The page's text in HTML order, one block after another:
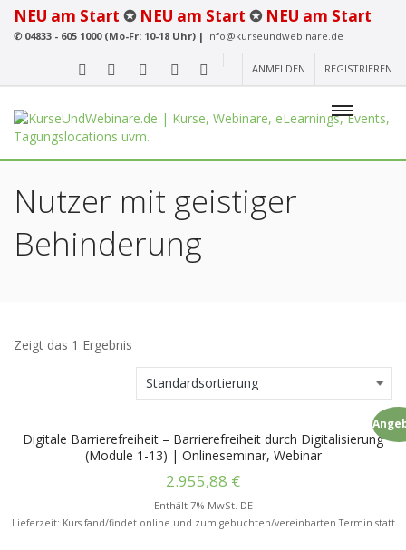
NEU am Start ✪ NEU am Start ✪ NEU am Start
✆04833 - 605 1000 (Mo-Fr: 10-18 Uhr) | info@kurseundwebinare.de
ANMELDEN REGISTRIEREN
Nutzer mit geistiger
Behinderung
Zeigt das 1 Ergebnis
Digitale Barrierefreiheit – Barrierefreiheit durch Digitalisierung
(Module 1-13) | Onlineseminar, Webinar
2.955,88 €
Enthält 7% MwSt. DE
Lieferzeit: Kurs fand/findet online und zum gebuchten/vereinbarten Termin statt